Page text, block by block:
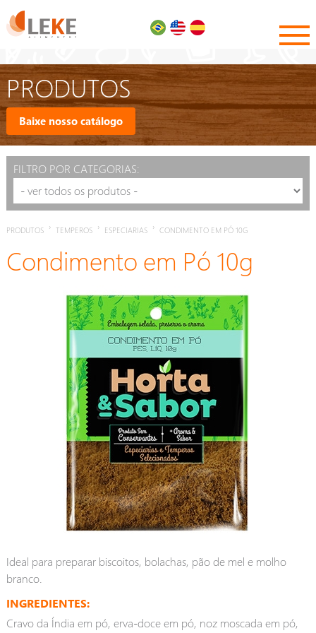
PRODUTOS
Baixe nosso catálogo
FILTRO POR CATEGORIAS:
PRODUTOS › TEMPEROS › ESPECIARIAS › CONDIMENTO EM PÓ 10G
Condimento em Pó 10g
Ideal para preparar biscoitos, bolachas, pão de mel e molho
branco.
INGREDIENTES:
Cravo da Índia em pó, erva-doce em pó, noz moscada em pó,